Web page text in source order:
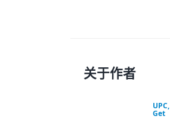
关于作者
UPC,
Get